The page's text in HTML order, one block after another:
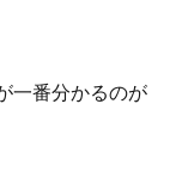
一番分かるのが